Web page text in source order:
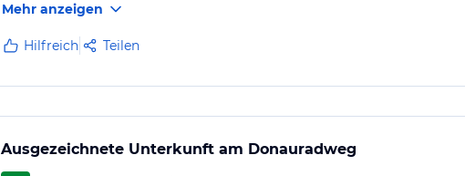
Mehr anzeigen
Hilfreich Teilen
Ausgezeichnete Unterkunft am Donauradweg